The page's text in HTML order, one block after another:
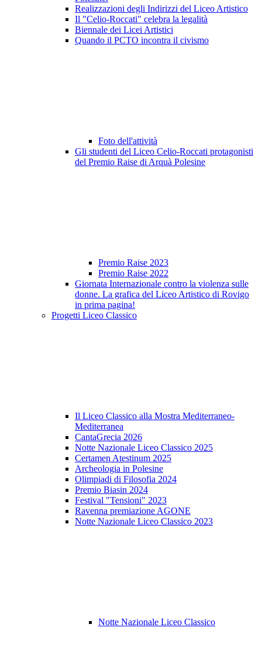
Realizzazioni degli Indirizzi del Liceo Artistico
Il "Celio-Roccati" celebra la legalità
Biennale dei Licei Artistici
Quando il PCTO incontra il civismo
Foto dell'attività
Gli studenti del Liceo Celio-Roccati protagonisti
del Premio Raise di Arquà Polesine
Premio Raise 2023
Premio Raise 2022
Giornata Internazionale contro la violenza sulle
donne. La grafica del Liceo Artistico di Rovigo
in prima pagina!
Progetti Liceo Classico
Il Liceo Classico alla Mostra Mediterraneo-
Mediterranea
CantaGrecia 2026
Notte Nazionale Liceo Classico 2025
Certamen Atestinum 2025
Archeologia in Polesine
Olimpiadi di Filosofia 2024
Premio Biasin 2024
Festival "Tensioni" 2023
Ravenna premiazione AGONE
Notte Nazionale Liceo Classico 2023
Notte Nazionale Liceo Classico